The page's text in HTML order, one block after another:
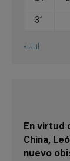
31
« Jul
En virtud
China,
nuevo